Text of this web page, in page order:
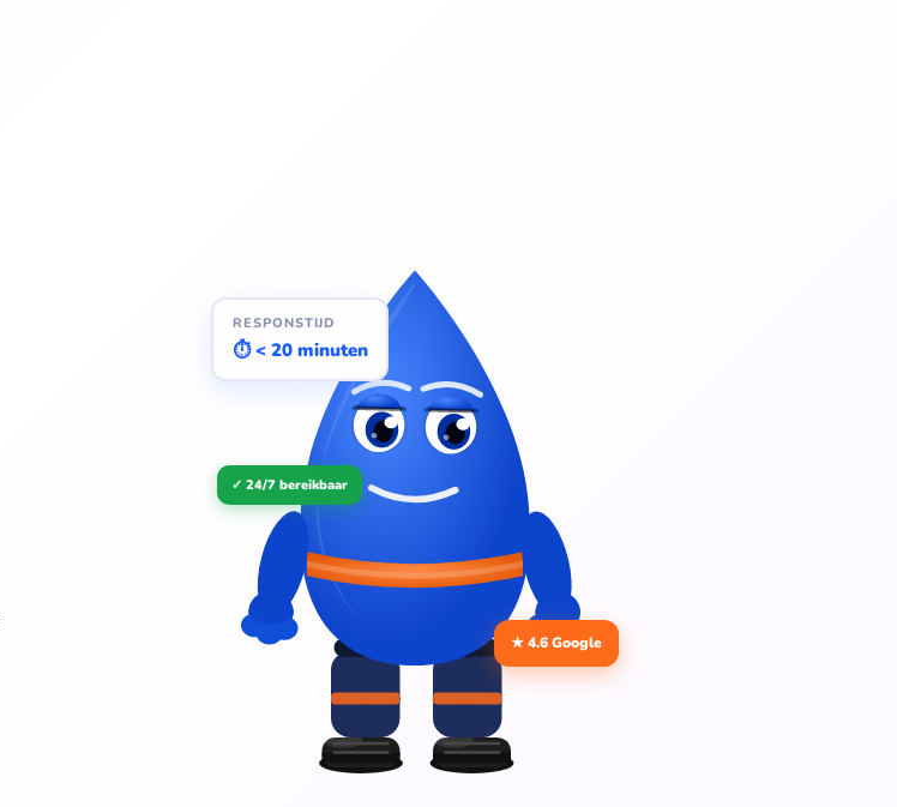
RESPONSTIJD
⏱ < 20 minuten
★ 4.6 Google
✓ 24/7 bereikbaar